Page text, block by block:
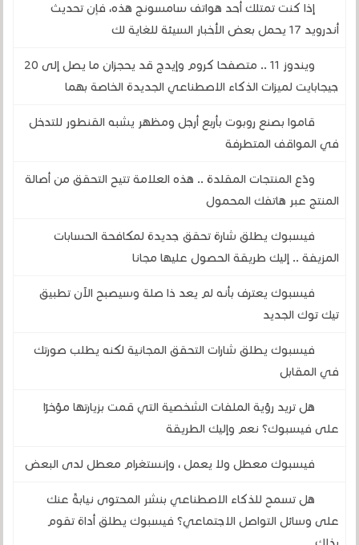
إذا كنت تمتلك أحد هواتف سامسونج هذه، فإن تحديث
أندرويد 17 يحمل بعض الأخبار السيئة للغاية لك
ويندوز 11 .. متصفحا كروم وإيدج قد يحجزان ما يصل إلى 20
جيجابايت لميزات الذكاء الاصطناعي الجديدة الخاصة بهما
قاموا بصنع روبوت بأربع أرجل ومظهر يشبه القنطور للتدخل
في المواقف المتطرفة
ودّع المنتجات المقلدة .. هذه العلامة تتيح التحقق من أصالة
المنتج عبر هاتفك المحمول
فيسبوك يطلق شارة تحقق جديدة لمكافحة الحسابات
المزيفة .. إليك طريقة الحصول عليها مجانا
فيسبوك يعترف بأنه لم يعد ذا صلة وسيصبح الآن تطبيق
تيك توك الجديد
فيسبوك يطلق شارات التحقق المجانية لكنه يطلب صورتك
في المقابل
هل تريد رؤية الملفات الشخصية التي قمت بزيارتها مؤخرًا
على فيسبوك؟ نعم وإليك الطريقة
فيسبوك معطل ولا يعمل ، وإنستغرام معطل لدى البعض
هل تسمح للذكاء الاصطناعي بنشر المحتوى نيابةً عنك
على وسائل التواصل الاجتماعي؟ فيسبوك يطلق أداة تقوم